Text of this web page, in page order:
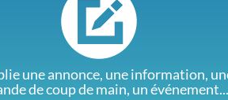
une annonce, une information,
de coup de main, un événement...